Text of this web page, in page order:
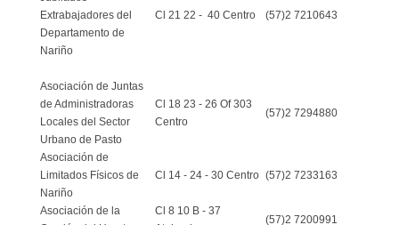
Extrabajadores del
Departamento de
Nariño
Cl 21 22 - 40 Centro (57)2 7210643
Asociación de Juntas
de Administradoras
Locales del Sector
Urbano de Pasto
Cl 18 23 - 26 Of 303
Centro
(57)2 7294880
Asociación de
Limitados Físicos de
Nariño
Cl 14 - 24 - 30 Centro (57)2 7233163
Asociación de la
Cl 8 10 B - 37
(57)2 7200991